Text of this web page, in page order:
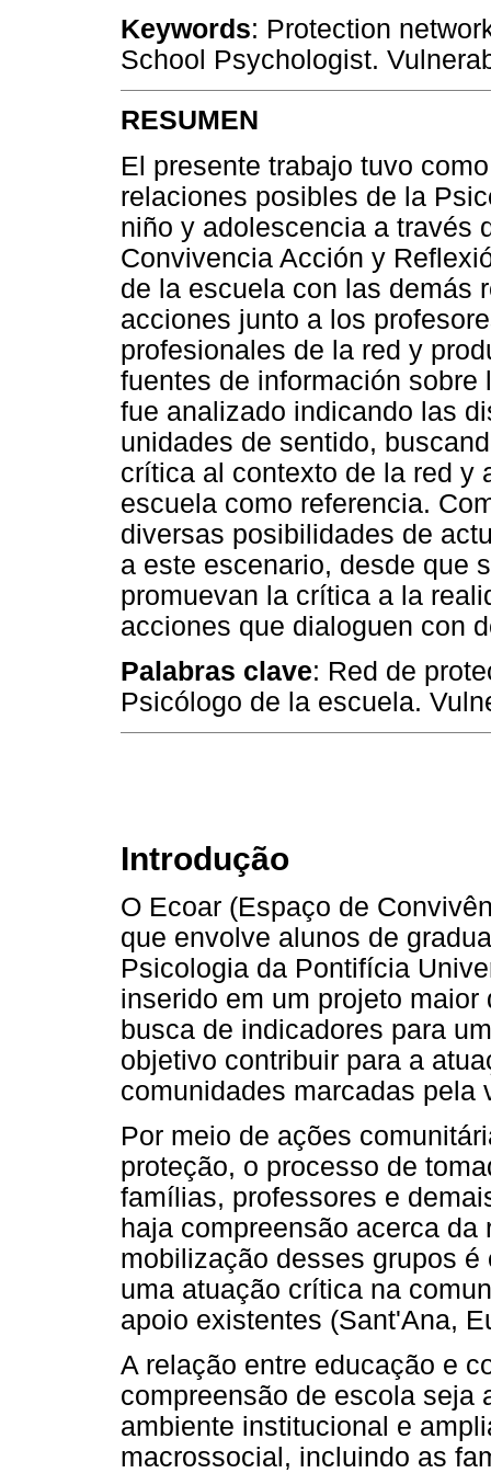
Keywords: Protection
School Psychologist.
RESUMEN
El presente trabajo tuvo
relaciones posibles de la
niño y adolescencia a través
Convivencia Acción y
de la escuela con las demás
acciones junto a los
profesionales de la red y
fuentes de información
fue analizado indicando las
unidades de sentido,
crítica al contexto de la red y
escuela como referencia.
diversas posibilidades de
a este escenario, desde que
promuevan la crítica a la
acciones que dialoguen con
Palabras clave: Red de
Psicólogo de la escuela.
Introdução
O Ecoar (Espaço de
que envolve alunos de
Psicologia da Pontifícia
inserido em um projeto
busca de indicadores para
objetivo contribuir para a
comunidades marcadas pela
Por meio de ações
proteção, o processo de
famílias, professores e
haja compreensão acerca
mobilização desses grupos
uma atuação crítica na
apoio existentes (Sant'Ana,
A relação entre educação e
compreensão de escola seja
ambiente institucional e
macrossocial, incluindo as